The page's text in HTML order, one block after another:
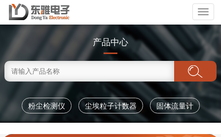
产品中心
粉尘检测仪 尘埃粒子计数器 固体流量计